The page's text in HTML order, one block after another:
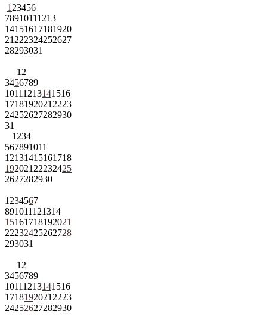
1 23456
78910111213
14151617181920
21 222324252627
28293031
1 2
3456789
10111213141516
1718192021 2223
24252627282930
31
1 234
567891011
12131415161718
192021 22232425
2627282930
1 234567
891011121314
15161718192021
22232425262728
293031
1 2
3456789
10111213141516
1718192021 2223
24252627282930